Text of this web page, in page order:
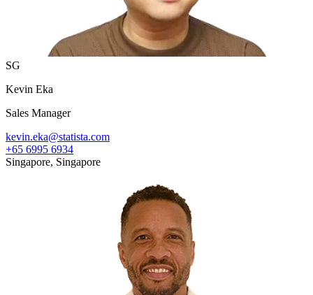
SG
Kevin Eka
Sales Manager
kevin.eka@statista.com
+65 6995 6934
Singapore, Singapore